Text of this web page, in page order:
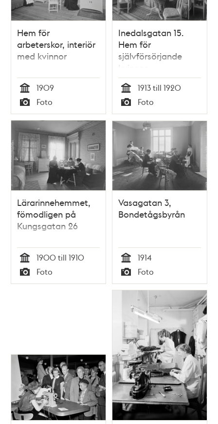
Hem för
arbeterskor, interiör
med kvinnor
Tid
1909
Typ
Foto
Inedalsgatan 15.
Hem för
självförsörjande
kvinnor
Tid
1913 till 1920
Typ
Foto
Lärarinnehemmet,
fömodligen på
Kungsgatan 26
Tid
1900 till 1910
Typ
Foto
Vasagatan 3,
Bondetågsbyrån
Tid
1914
Typ
Foto